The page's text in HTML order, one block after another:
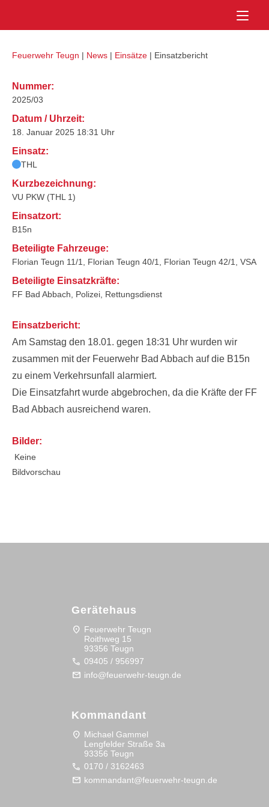
Feuerwehr Teugn | News | Einsätze | Einsatzbericht
Nummer:
2025/03
Datum / Uhrzeit:
18. Januar 2025 18:31 Uhr
Einsatz:
THL
Kurzbezeichnung:
VU PKW (THL 1)
Einsatzort:
B15n
Beteiligte Fahrzeuge:
Florian Teugn 11/1, Florian Teugn 40/1, Florian Teugn 42/1, VSA
Beteiligte Einsatzkräfte:
FF Bad Abbach, Polizei, Rettungsdienst
Einsatzbericht:
Am Samstag den 18.01. gegen 18:31 Uhr wurden wir
zusammen mit der Feuerwehr Bad Abbach auf die B15n
zu einem Verkehrsunfall alarmiert.
Die Einsatzfahrt wurde abgebrochen, da die Kräfte der FF
Bad Abbach ausreichend waren.
Bilder:
Keine
Bildvorschau
Gerätehaus
location_on Feuerwehr Teugn
Roithweg 15
93356 Teugn
call 09405 / 956997
mail info@feuerwehr-teugn.de
Kommandant
location_on Michael Gammel
Lengfelder Straße 3a
93356 Teugn
call 0170 / 3162463
mail kommandant@feuerwehr-teugn.de